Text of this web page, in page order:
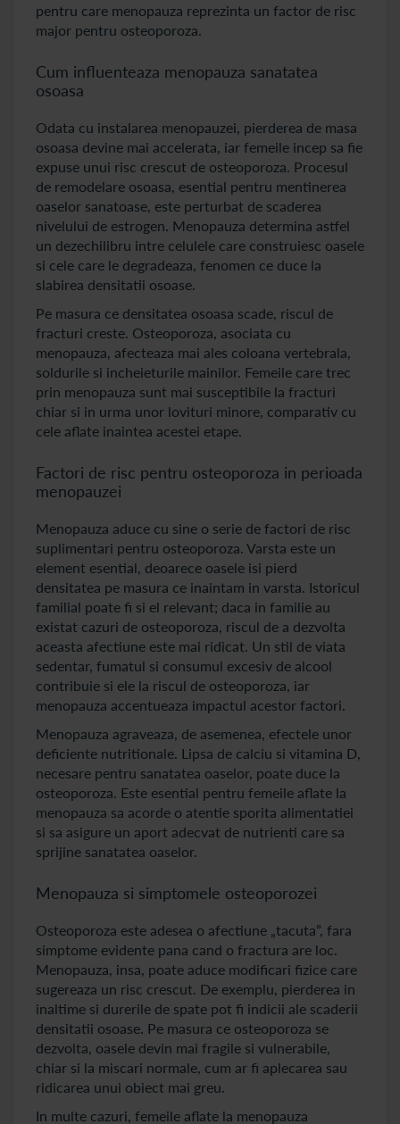
pentru care menopauza reprezinta un factor de risc
major pentru osteoporoza.
Cum influenteaza menopauza sanatatea
osoasa
Odata cu instalarea menopauzei, pierderea de masa
osoasa devine mai accelerata, iar femeile incep sa fie
expuse unui risc crescut de osteoporoza. Procesul
de remodelare osoasa, esential pentru mentinerea
oaselor sanatoase, este perturbat de scaderea
nivelului de estrogen. Menopauza determina astfel
un dezechilibru intre celulele care construiesc oasele
si cele care le degradeaza, fenomen ce duce la
slabirea densitatii osoase.
Pe masura ce densitatea osoasa scade, riscul de
fracturi creste. Osteoporoza, asociata cu
menopauza, afecteaza mai ales coloana vertebrala,
soldurile si incheieturile mainilor. Femeile care trec
prin menopauza sunt mai susceptibile la fracturi
chiar si in urma unor lovituri minore, comparativ cu
cele aflate inaintea acestei etape.
Factori de risc pentru osteoporoza in perioada
menopauzei
Menopauza aduce cu sine o serie de factori de risc
suplimentari pentru osteoporoza. Varsta este un
element esential, deoarece oasele isi pierd
densitatea pe masura ce inaintam in varsta. Istoricul
familial poate fi si el relevant; daca in familie au
existat cazuri de osteoporoza, riscul de a dezvolta
aceasta afectiune este mai ridicat. Un stil de viata
sedentar, fumatul si consumul excesiv de alcool
contribuie si ele la riscul de osteoporoza, iar
menopauza accentueaza impactul acestor factori.
Menopauza agraveaza, de asemenea, efectele unor
deficiente nutritionale. Lipsa de calciu si vitamina D,
necesare pentru sanatatea oaselor, poate duce la
osteoporoza. Este esential pentru femeile aflate la
menopauza sa acorde o atentie sporita alimentatiei
si sa asigure un aport adecvat de nutrienti care sa
sprijine sanatatea oaselor.
Menopauza si simptomele osteoporozei
Osteoporoza este adesea o afectiune „tacuta”, fara
simptome evidente pana cand o fractura are loc.
Menopauza, insa, poate aduce modificari fizice care
sugereaza un risc crescut. De exemplu, pierderea in
inaltime si durerile de spate pot fi indicii ale scaderii
densitatii osoase. Pe masura ce osteoporoza se
dezvolta, oasele devin mai fragile si vulnerabile,
chiar si la miscari normale, cum ar fi aplecarea sau
ridicarea unui obiect mai greu.
In multe cazuri, femeile aflate la menopauza